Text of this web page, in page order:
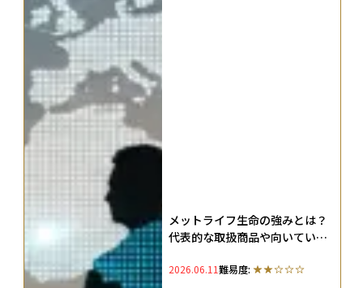
メットライフ生命の強みとは？
代表的な取扱商品や向いている
2026.06.11難易度: